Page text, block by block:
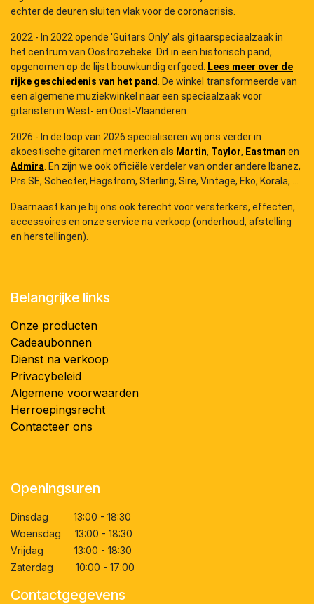
echter de deuren sluiten vlak voor de coronacrisis.
2022 - In 2022 opende 'Guitars Only' als gitaarspeciaalzaak in
het centrum van Oostrozebeke. Dit in een historisch pand,
opgenomen op de lijst bouwkundig erfgoed.
Lees meer over de
rijke geschiedenis van het pand
. De winkel transformeerde van
een algemene muziekwinkel naar een speciaalzaak voor
gitaristen in West- en Oost-Vlaanderen.
2026 - In de loop van 2026 specialiseren wij ons verder in
akoestische gitaren met merken als Martin, Taylor, Eastman en
Admira . En zijn we ook officiële verdeler van onder andere Ibanez,
Prs SE, Schecter, Hagstrom, Sterling, Sire, Vintage, Eko, Korala, ...
Daarnaast kan je bij ons ook terecht voor versterkers, effecten,
accessoires en onze service na verkoop (onderhoud, afstelling
en herstellingen).
Belangrijke links
Onze producten
Cadeaubonnen
Dienst na verkoop
Privacybeleid
Algemene voorwaarden
Herroepingsrecht
Contacteer ons
Openingsuren
Dinsdag 13:00 - 18:30
Woensdag 13:00 - 18:30
Vrijdag 13:00 - 18:30
Zaterdag 10:00 - 17:00
Contactgegevens